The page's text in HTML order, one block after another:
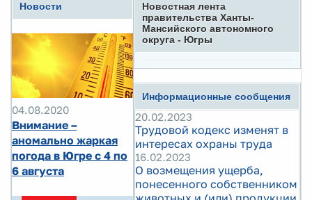
Новости
04.08.2020
Внимание –
аномально жаркая
погода в Югре с 4 по
6 августа
Новостная лента
правительства Ханты-
Мансийского автономного
округа - Югры
Информационные сообщения
20.02.2023
Трудовой кодекс изменят в
интересах охраны труда
16.02.2023
О возмещения ущерба,
понесенного собственником